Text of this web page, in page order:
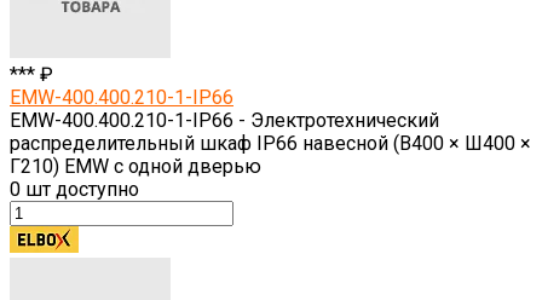
*** ₽
EMW-400.400.210-1-IP66
EMW-400.400.210-1-IP66 - Электротехнический
распределительный шкаф IP66 навесной (В400 × Ш400 ×
Г210) EMW c одной дверью
0 шт доступно